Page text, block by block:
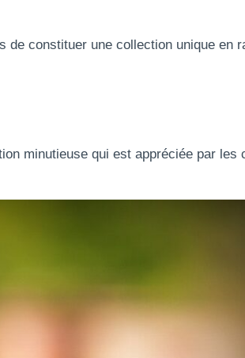
de constituer une collection unique en
minutieuse qui est appréciée par les